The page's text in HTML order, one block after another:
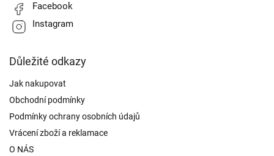
Facebook
Instagram
Důležité odkazy
Jak nakupovat
Obchodní podmínky
Podmínky ochrany osobních údajů
Vrácení zboží a reklamace
O NÁS